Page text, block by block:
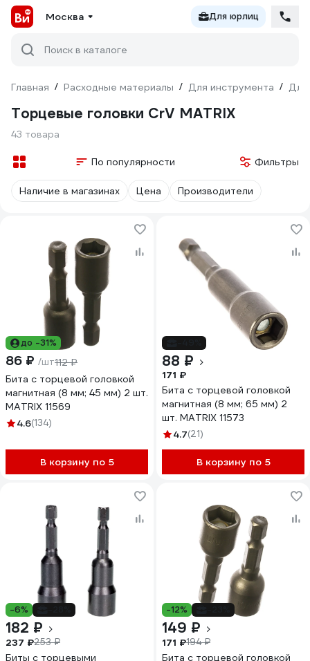
Москва Для юрлиц
Поиск в каталоге
Главная / Расходные материалы / Для инструмента / Для
Торцевые головки CrV MATRIX
43 товара
По популярности Фильтры
Наличие в магазинах Цена Производители
до -31%
86 ₽ /шт112 ₽
Бита с торцевой головкой
магнитная (8 мм; 45 мм) 2 шт.
MATRIX 11569
4.6(134)
В корзину по 5
88 ₽
171 ₽
Бита с торцевой головкой
магнитная (8 мм; 65 мм) 2
шт. MATRIX 11573
4.7(21)
В корзину по 5
-6%
182 ₽
237 ₽253 ₽
Биты с торцевыми
-12%
149 ₽
171 ₽194 ₽
Бита с торцевой головкой